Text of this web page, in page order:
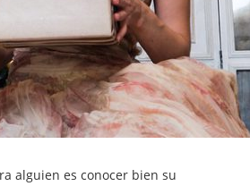
alguien es conocer bien su